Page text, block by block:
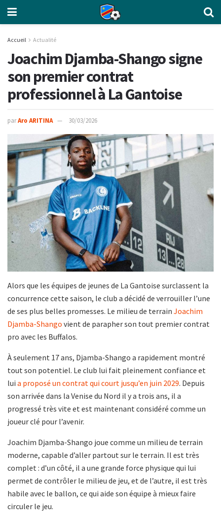
Accueil Actualité
Joachim Djamba-Shango signe
son premier contrat
professionnel à La Gantoise
parAro ARITINA 30/03/2026
Alors que les équipes de jeunes de La Gantoise surclassent la
concurrence cette saison, le club a décidé de verrouiller l’une
de ses plus belles promesses. Le milieu de terrain Joachim
Djamba-Shango vient de parapher son tout premier contrat
pro avec les Buffalos.
À seulement 17 ans, Djamba-Shango a rapidement montré
tout son potentiel. Le club lui fait pleinement confiance et
lui a proposé un contrat qui court jusqu’en juin 2029. Depuis
son arrivée dans la Venise du Nord il y a trois ans, il a
progressé très vite et est maintenant considéré comme un
joueur clé pour l’avenir.
Joachim Djamba-Shango joue comme un milieu de terrain
moderne, capable d’aller partout sur le terrain. Il est très
complet : d’un côté, il a une grande force physique qui lui
permet de contrôler le milieu de jeu, et de l’autre, il est très
habile avec le ballon, ce qui aide son équipe à mieux faire
circuler le jeu.